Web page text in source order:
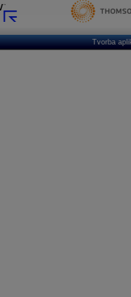
Tvorba